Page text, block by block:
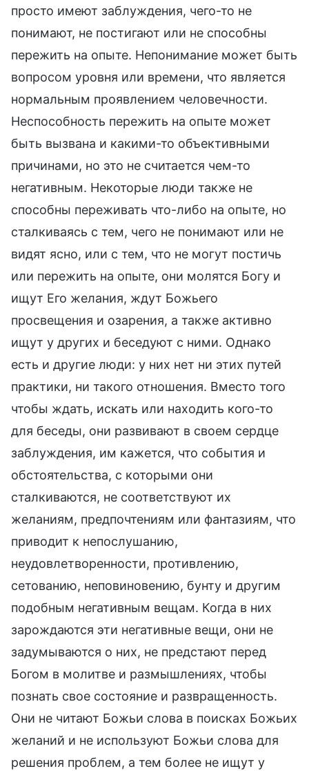
просто имеют заблуждения, чего-то не
понимают, не постигают или не способны
пережить на опыте. Непонимание может быть
вопросом уровня или времени, что является
нормальным проявлением человечности.
Неспособность пережить на опыте может
быть вызвана и какими-то объективными
причинами, но это не считается чем-то
негативным. Некоторые люди также не
способны переживать что-либо на опыте, но
сталкиваясь с тем, чего не понимают или не
видят ясно, или с тем, что не могут постичь
или пережить на опыте, они молятся Богу и
ищут Его желания, ждут Божьего
просвещения и озарения, а также активно
ищут у других и беседуют с ними. Однако
есть и другие люди: у них нет ни этих путей
практики, ни такого отношения. Вместо того
чтобы ждать, искать или находить кого-то
для беседы, они развивают в своем сердце
заблуждения, им кажется, что события и
обстоятельства, с которыми они
сталкиваются, не соответствуют их
желаниям, предпочтениям или фантазиям, что
приводит к непослушанию,
неудовлетворенности, противлению,
сетованию, неповиновению, бунту и другим
подобным негативным вещам. Когда в них
зарождаются эти негативные вещи, они не
задумываются о них, не предстают перед
Богом в молитве и размышлениях, чтобы
познать свое состояние и развращенность.
Они не читают Божьи слова в поисках Божьих
желаний и не используют Божьи слова для
решения проблем, а тем более не ищут у